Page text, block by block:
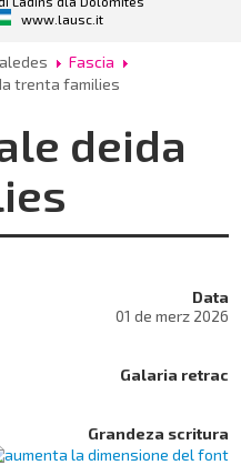
www.lausc.it
Fascia
trenta families
deida
Data
01 de merz 2026
Galaria retrac
Grandeza scritura